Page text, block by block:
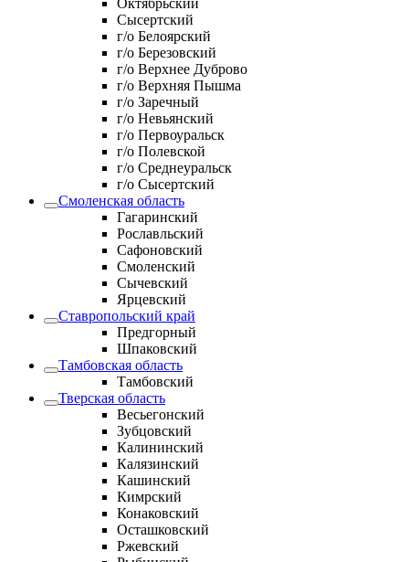
Сысертский
г/о Белоярский
г/о Березовский
г/о Верхнее Дуброво
г/о Верхняя Пышма
г/о Заречный
г/о Невьянский
г/о Первоуральск
г/о Полевской
г/о Среднеуральск
г/о Сысертский
Смоленская область
Гагаринский
Рославльский
Сафоновский
Смоленский
Сычевский
Ярцевский
Ставропольский край
Предгорный
Шпаковский
Тамбовская область
Тамбовский
Тверская область
Весьегонский
Зубцовский
Калининский
Калязинский
Кашинский
Кимрский
Конаковский
Осташковский
Ржевский